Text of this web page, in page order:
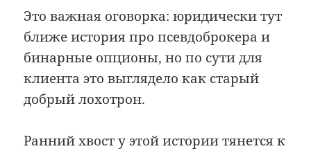
Это важная оговорка: юридически тут
ближе история про псевдоброкера и
бинарные опционы, но по сути для
клиента это выглядело как старый
добрый лохотрон.
Ранний хвост у этой истории тянется к